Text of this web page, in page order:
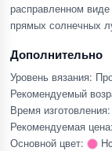
расправленном виде
прямых солнечных
Дополнительно
Уровень вязания:
Рекомендуемый
Время
Рекомендуемая цена:
Основной цвет: